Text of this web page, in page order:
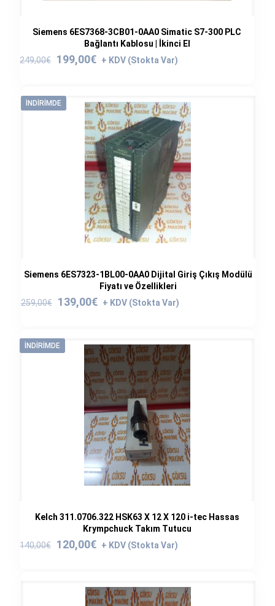
Siemens 6ES7368-3CB01-0AA0 Simatic S7-300 PLC
Bağlantı Kablosu | İkinci El
249,00€ Orijinal
199,00€
199,00€.
İNDIRIMDE
Siemens 6ES7323-1BL00-0AA0 Dijital Giriş Çıkış Modülü
Fiyatı ve Özellikleri
259,00€
Orijinal
139,00€
Şu
139,00€.
İNDIRIMDE
Kelch 311.0706.322 HSK63 X 12 X 120 i-tec Hassas
Krympchuck Takım Tutucu
140,00€ Orijinal
120,00€
120,00€.